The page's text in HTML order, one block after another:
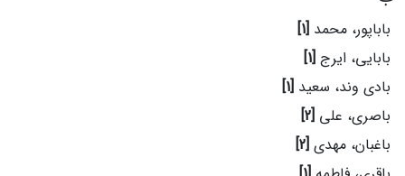
باباپور، محمد [1]
بابایی، ایرج [1]
بادی وند، سعید [1]
باصری، علی [2]
باغبان، مهدی [2]